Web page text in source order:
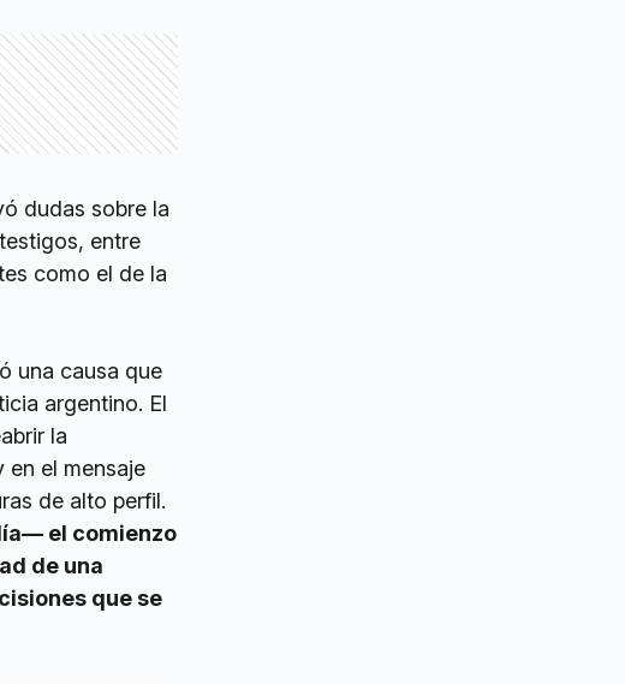
dudas sobre la
entre
como el de la
una causa que
argentino. El
la
en el mensaje
de alto perfil.
el comienzo
de una
que se